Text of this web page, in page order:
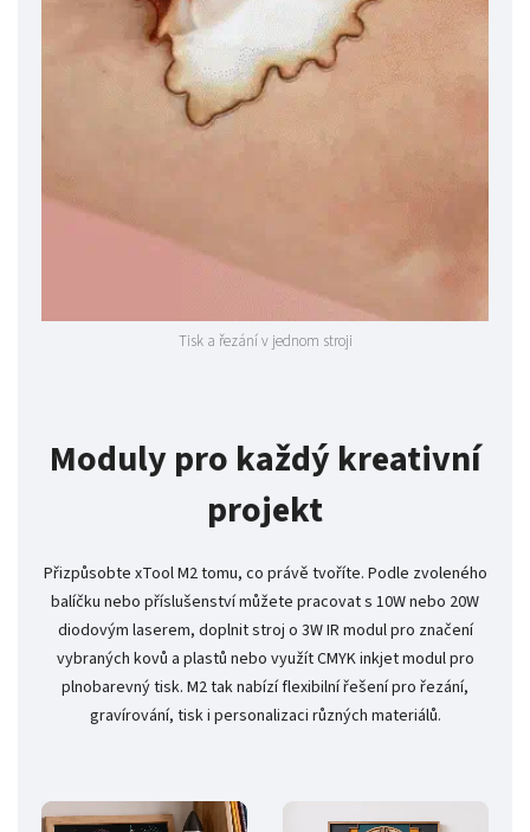
Tisk a řezání v jednom stroji
Moduly pro každý kreativní
projekt
Přizpůsobte xTool M2 tomu, co právě tvoříte. Podle zvoleného
balíčku nebo příslušenství můžete pracovat s 10W nebo 20W
diodovým laserem, doplnit stroj o 3W IR modul pro značení
vybraných kovů a plastů nebo využít CMYK inkjet modul pro
plnobarevný tisk. M2 tak nabízí flexibilní řešení pro řezání,
gravírování, tisk i personalizaci různých materiálů.